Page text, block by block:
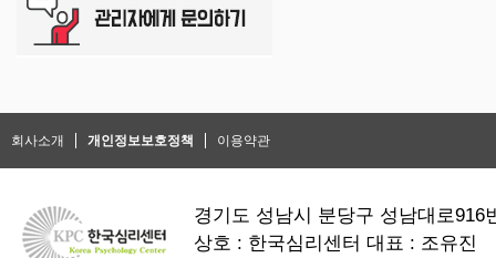
회사소개 개인정보보호정책 이용약관
경기도 성남시 분당구 성남대로
상호 : 한국심리센터 대표 : 조유진